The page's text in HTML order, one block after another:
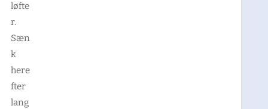
løfte
r.
Sæn
k
here
fter
lang